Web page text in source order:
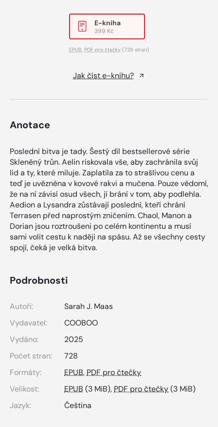
E-kniha
399 Kč
EPUB, PDF pro čtečky (728 stran)
Jak číst e-knihu?
Anotace
Poslední bitva je tady. Šestý díl bestsellerové série
Skleněný trůn. Aelin riskovala vše, aby zachránila svůj
lid a ty, které miluje. Zaplatila za to strašlivou cenu a
teď je uvězněna v kovové rakvi a mučena. Pouze vědomí,
že na ní závisí osud všech, jí brání v tom, aby podlehla.
Aedion a Lysandra zůstávají poslední, kteří chrání
Terrasen před naprostým zničením. Chaol, Manon a
Dorian jsou roztroušeni po celém kontinentu a musí
sami volit cestu k naději na spásu. Až se všechny cesty
spojí, čeká je velká bitva.
Podrobnosti
Autoři:
Sarah J. Maas
Vydavatel:
COOBOO
Vydáno:
2025
Počet stran:
728
Formáty:
EPUB, PDF pro čtečky
Velikost:
EPUB (3 MiB), PDF pro čtečky(3 MiB)
Jazyk:
Čeština